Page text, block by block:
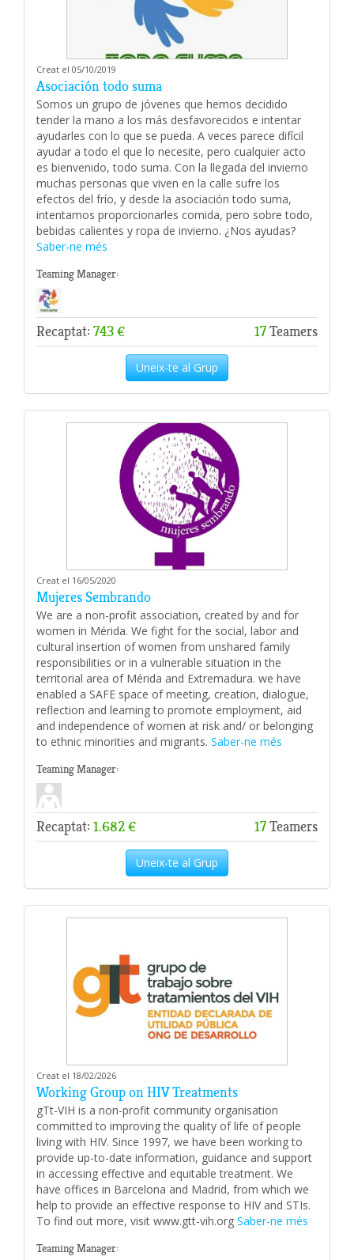
Creat el 05/10/2019
Asociación todo suma
Somos un grupo de jóvenes que hemos decidido
tender la mano a los más desfavorecidos e intentar
ayudarles con lo que se pueda. A veces parece difícil
ayudar a todo el que lo necesite, pero cualquier acto
es bienvenido, todo suma. Con la llegada del invierno
muchas personas que viven en la calle sufre los
efectos del frío, y desde la asociación todo suma,
intentamos proporcionarles comida, pero sobre todo,
bebidas calientes y ropa de invierno. ¿Nos ayudas?
Saber-ne més
Teaming Manager:
Recaptat: 743 € 17Teamers
Uneix-te al Grup
Creat el 16/05/2020
Mujeres Sembrando
We are a non-profit association, created by and for
women in Mérida. We fight for the social, labor and
cultural insertion of women from unshared family
responsibilities or in a vulnerable situation in the
territorial area of ​​Mérida and Extremadura. we have
enabled a SAFE space of meeting, creation, dialogue,
reflection and learning to promote employment, aid
and independence of women at risk and/ or belonging
to ethnic minorities and migrants. Saber-ne més
Teaming Manager:
Recaptat: 1.682 € 17Teamers
Uneix-te al Grup
Creat el 18/02/2026
Working Group on HIV Treatments
gTt-VIH is a non-profit community organisation
committed to improving the quality of life of people
living with HIV. Since 1997, we have been working to
provide up-to-date information, guidance and support
in accessing effective and equitable treatment. We
have offices in Barcelona and Madrid, from which we
help to provide an effective response to HIV and STIs.
To find out more, visit www.gtt-vih.org Saber-ne més
Teaming Manager: